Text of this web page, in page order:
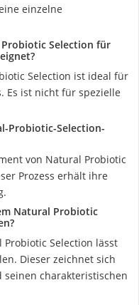
einzelne
Selection für
Selection ist ideal für
Es ist nicht für spezielle
Probiotic-Selection-
von Natural Probiotic
Prozess erhält ihre
Natural Probiotic
Selection lässt
Dieser zeichnet sich
charakteristischen